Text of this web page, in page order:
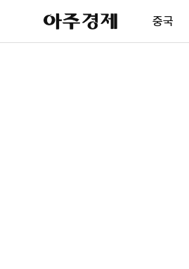
아
주
제
중국